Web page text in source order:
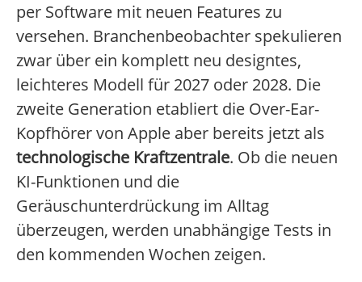
per Software mit neuen Features zu
versehen. Branchenbeobachter spekulieren
zwar über ein komplett neu designtes,
leichteres Modell für 2027 oder 2028. Die
zweite Generation etabliert die Over-Ear-
Kopfhörer von Apple aber bereits jetzt als
technologische Kraftzentrale. Ob die neuen
KI-Funktionen und die
Geräuschunterdrückung im Alltag
überzeugen, werden unabhängige Tests in
den kommenden Wochen zeigen.